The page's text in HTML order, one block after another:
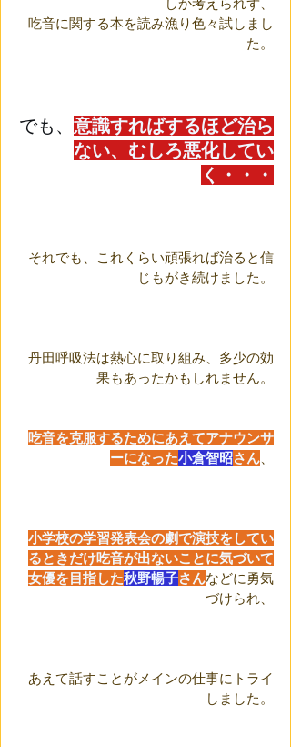
しか考えられず、
吃音に関する本を読み漁り色々試しまし
た。
でも、 意識すればするほど治ら
ない、むしろ悪化してい
く・・・
それでも、これくらい頑張れば治ると信
じもがき続けました。
丹田呼吸法は熱心に取り組み、多少の効
果もあったかもしれません。
吃音を克服するためにあえてアナウンサ
ーになった小倉智昭さん
小学校の学習発表会の劇で演技をしてい
るときだけ吃音が出ないことに気づいて
女優を目指した秋野暢子さんなどに勇気
づけられ、
あえて話すことがメインの仕事にトライ
しました。